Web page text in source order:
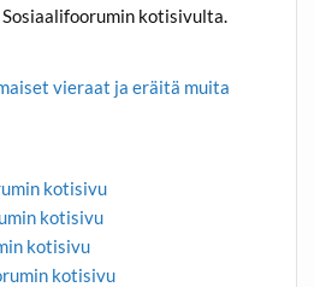
kotisivulta.
vieraat ja eräitä muita
kotisivu
kotisivu
kotisivu
kotisivu